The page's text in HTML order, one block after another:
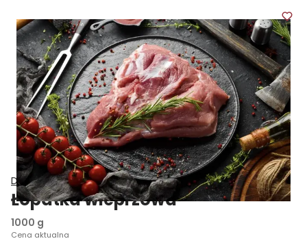
Delikatesy Smakosza
Łopatka wieprzowa
1000 g
Cena aktualna